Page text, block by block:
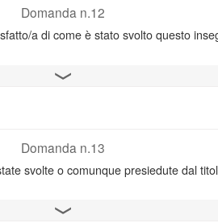
Domanda n.12
a di come è stato svolto questo
Apri il grafico
Domanda n.13
svolte o comunque presiedute dal
Apri il grafico